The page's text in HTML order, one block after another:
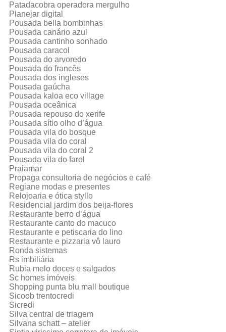
Patadacobra operadora mergulho
Planejar digital
Pousada bella bombinhas
Pousada canário azul
Pousada cantinho sonhado
Pousada caracol
Pousada do arvoredo
Pousada do francês
Pousada dos ingleses
Pousada gaúcha
Pousada kaloa eco village
Pousada oceânica
Pousada repouso do xerife
Pousada sítio olho d’água
Pousada vila do bosque
Pousada vila do coral
Pousada vila do coral 2
Pousada vila do farol
Praiamar
Propaga consultoria de negócios e café
Regiane modas e presentes
Relojoaria e ótica styllo
Residencial jardim dos beija-flores
Restaurante berro d’água
Restaurante canto do macuco
Restaurante e petiscaria do lino
Restaurante e pizzaria vô lauro
Ronda sistemas
Rs imbiliária
Rubia melo doces e salgados
Sc homes imóveis
Shopping punta blu mall boutique
Sicoob trentocredi
Sicredi
Silva central de triagem
Silvana schatt – atelier